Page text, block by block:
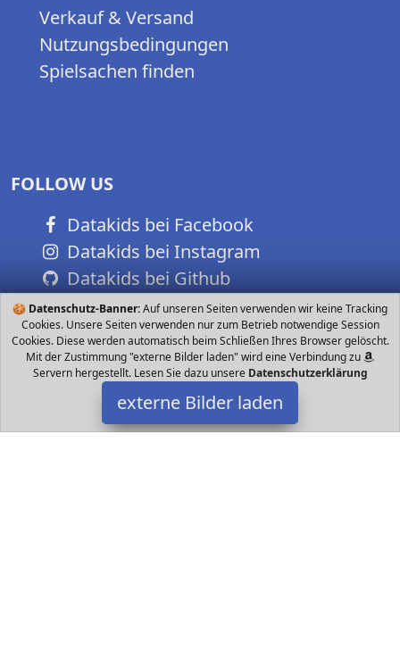
🍪 Datenschutz-Banner:Auf unseren Seiten verwenden wir keine Tracking
Cookies. Unsere Seiten verwenden nur zum Betrieb notwendige Session
Cookies. Diese werden automatisch beim Schließen Ihres Browser gelöscht.
Mit der Zustimmung "externe Bilder laden" wird eine Verbindung zu
Servern hergestellt. Lesen Sie dazu unsere Datenschutzerklärung
externe Bilder laden
Verkauf & Versand
Nutzungsbedingungen
Spielsachen finden
FOLLOW US
Datakids bei Facebook
Datakids bei Instagram
Datakids bei Github